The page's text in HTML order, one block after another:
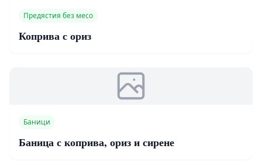
Предястия без месо
Коприва с ориз
Баници
Баница с коприва, ориз и сирене